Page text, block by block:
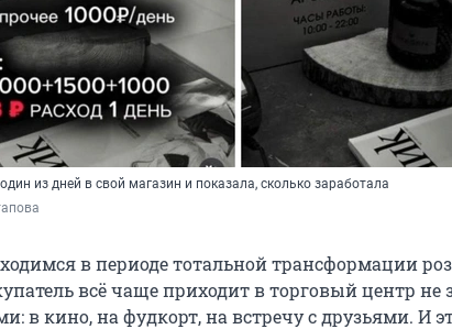
из дней в свой магазин и показала, сколько заработала
в периоде тотальной трансформации
всё чаще приходит в торговый центр не
в кино, на фудкорт, на встречу с друзьями. И